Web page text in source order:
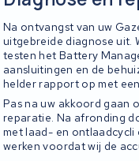
Na ontvangst van uw
uitgebreide diagnose uit.
testen het Battery
aansluitingen en de
helder rapport op met
Pas na uw akkoord gaan
reparatie. Na afronding
met laad- en
werken voordat wij de